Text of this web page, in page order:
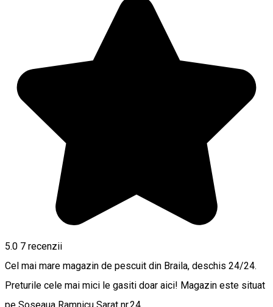
5.0 7 recenzii
Cel mai mare magazin de pescuit din Braila, deschis 24/24.
Preturile cele mai mici le gasiti doar aici! Magazin este situat